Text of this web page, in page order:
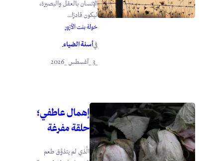
الإنسان بالعقل والبصيرة،
ليكون قادرًا...
خولة بنت الأزور
فيأسنة الضياء.
إهمال عاطفي؛
حلقة مفرغة
الَّذي لم يتذوَّق طعم